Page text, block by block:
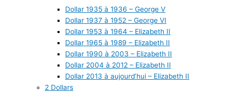
Dollar 1935 à 1936 – George V
Dollar 1937 à 1952 – George VI
Dollar 1953 à 1964 – Elizabeth II
Dollar 1965 à 1989 – Elizabeth II
Dollar 1990 à 2003 – Elizabeth II
Dollar 2004 à 2012 – Elizabeth II
Dollar 2013 à aujourd’hui – Elizabeth II
2 Dollars